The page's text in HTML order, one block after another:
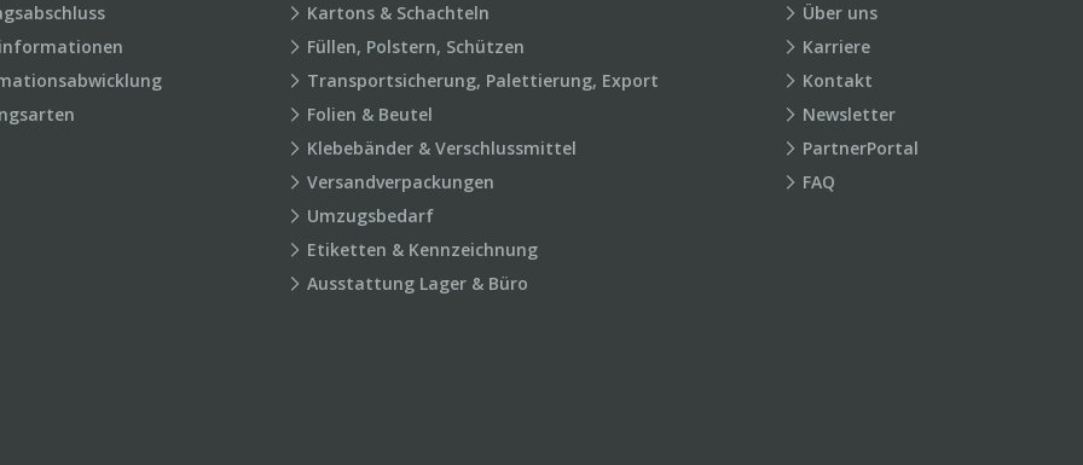
Kartons & Schachteln
Füllen, Polstern, Schützen
Transportsicherung, Palettierung, Export
Folien & Beutel
Klebebänder & Verschlussmittel
Versandverpackungen
Umzugsbedarf
Etiketten & Kennzeichnung
Ausstattung Lager & Büro
Über uns
Karriere
Kontakt
Newsletter
PartnerPortal
FAQ